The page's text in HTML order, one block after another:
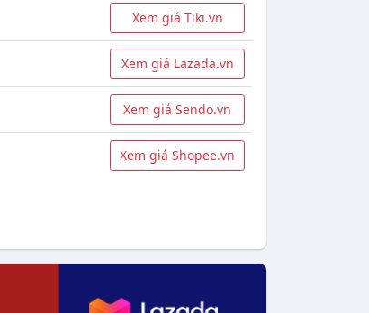
Xem giá Tiki.vn
Xem giá Lazada.vn
Xem giá Sendo.vn
Xem giá Shopee.vn